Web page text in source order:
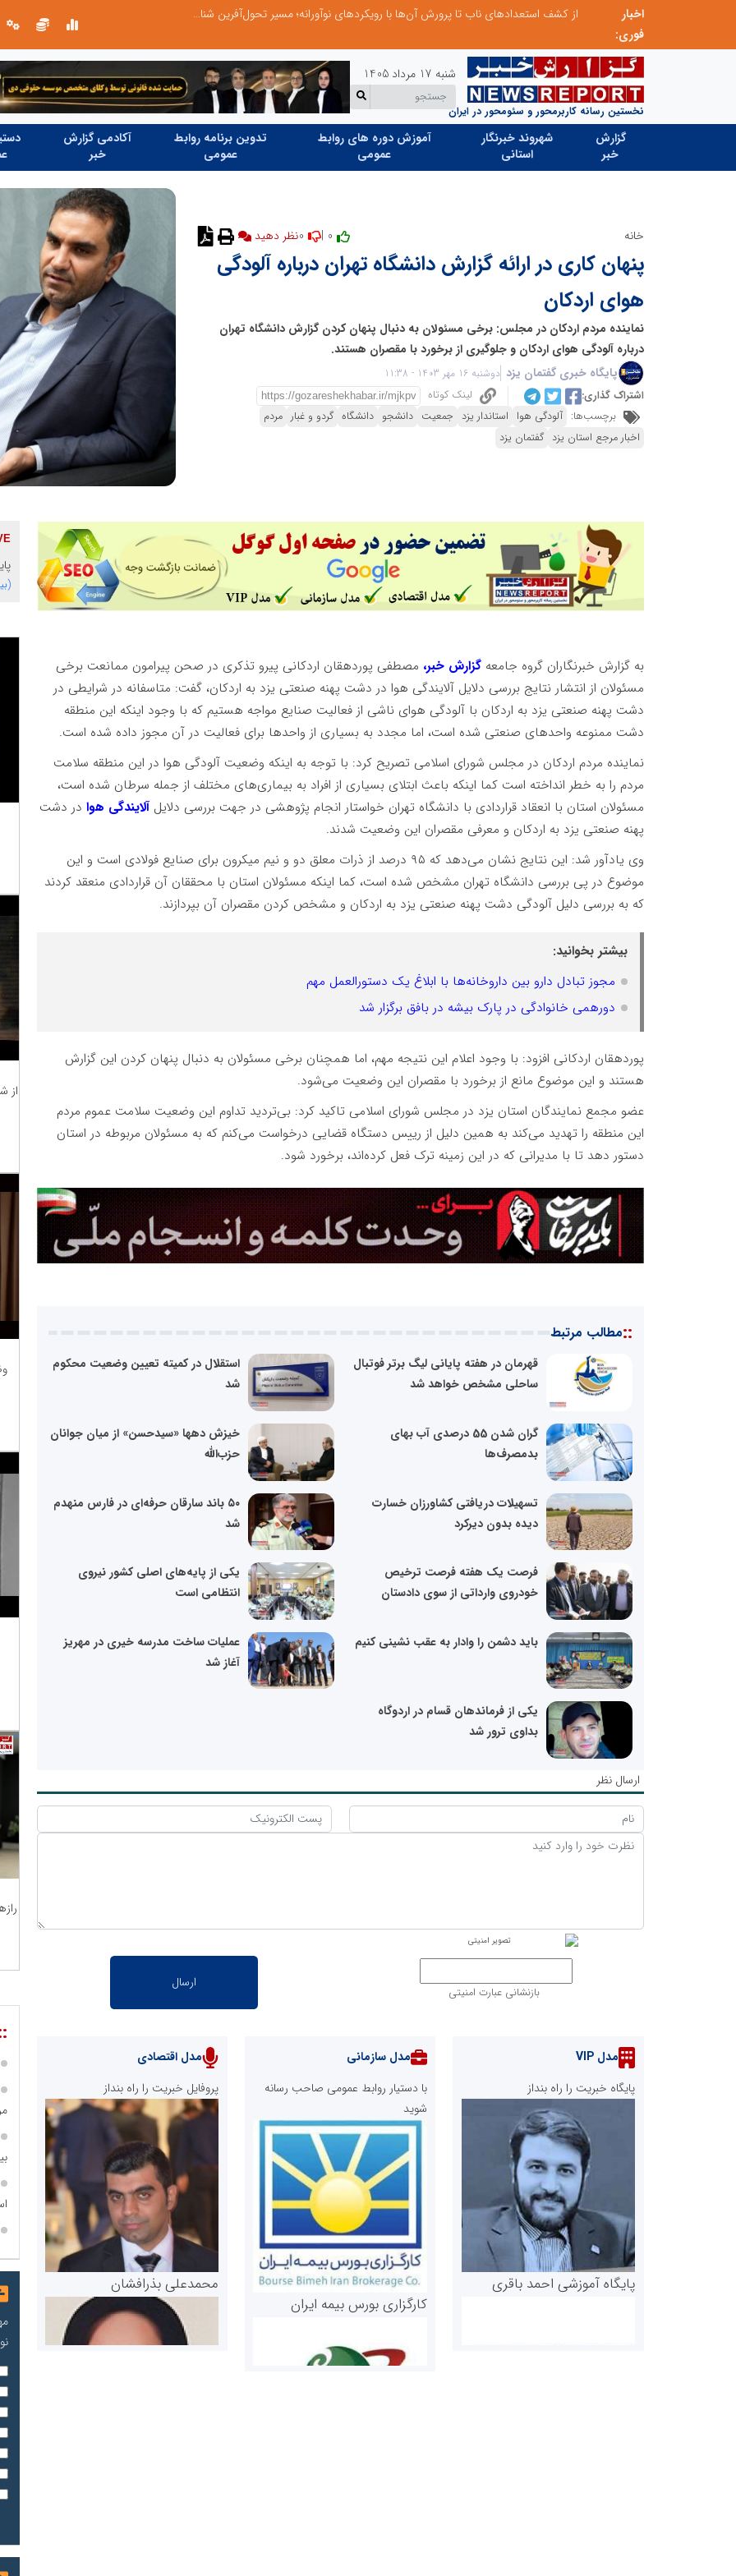
اخبار
فوری:
از کشف استعدادهای ناب تا پرورش آن‌ها با رویکردهای نوآورانه؛ مسیر تحول‌آفرین شنای ایران در سطح جهانی
نخستین رسانه کاربرمحور و سئومحور در ایران
شنبه 17 مرداد 1405
گزارش
خبر
شهروند خبرنگار
استانی
آموزش دوره های روابط
عمومی
تدوین برنامه روابط
عمومی
آکادمی گزارش
خبر
خانه نظر دهید
پنهان کاری در ارائه گزارش دانشگاه تهران درباره آلودگی
هوای اردکان
نماینده مردم اردکان در مجلس: برخی مسئولان به دنبال پنهان کردن گزارش دانشگاه تهران
درباره آلودگی هوای اردکان و جلوگیری از برخورد با مقصران هستند.
پایگاه خبری گفتمان یزد دوشنبه 16 مهر 1403 - 11:38
اشتراک گذاری:
لینک کوتاه
برچسب‌ها: آلودگی هوا استاندار یزد جمعیت دانشجو دانشگاه گردو و غبار مردم
اخبار مرجع استان یزد گفتمان یزد
به گزارش خبرنگاران گروه جامعهگزارش خبر، مصطفی پوردهقان اردکانی پیرو تذکری در صحن پیرامون ممانعت برخی
مسئولان از انتشار نتایج بررسی دلایل آلایندگی هوا در دشت پهنه صنعتی یزد به اردکان، گفت: متاسفانه در شرایطی در
دشت پهنه صنعتی یزد به اردکان با آلودگی هوای ناشی از فعالیت صنایع مواجه هستیم که با وجود اینکه این منطقه
دشت ممنوعه واحد‌های صنعتی شده است، اما مجدد به بسیاری از واحد‌ها برای فعالیت در آن مجوز داده شده است.
نماینده مردم اردکان در مجلس شورای اسلامی تصریح کرد: با توجه به اینکه وضعیت آلودگی هوا در این منطقه سلامت
مردم را به خطر انداخته است کما اینکه باعث ابتلای بسیاری از افراد به بیماری‌های مختلف از جمله سرطان شده است،
مسئولان استان با انعقاد قراردادی با دانشگاه تهران خواستار انجام پژوهشی در جهت بررسی دلایل آلایندگی هوا در دشت
پهنه صنعتی یزد به اردکان و معرفی مقصران این وضعیت شدند.
وی یادآور شد: این نتایج نشان می‌دهد که ۹۵ درصد از ذرات معلق دو و نیم میکرون برای صنایع فولادی است و این
موضوع در پی بررسی دانشگاه تهران مشخص شده است، کما اینکه مسئولان استان با محققان آن قراردادی منعقد کردند
که به بررسی دلیل آلودگی دشت پهنه صنعتی یزد به اردکان و مشخص کردن مقصران آن بپردازند.
بیشتر بخوانید:
مجوز تبادل دارو بین داروخانه‌ها با ابلاغ یک دستورالعمل مهم
دورهمی خانوادگی در پارک بیشه در بافق برگزار شد
پوردهقان اردکانی افزود: با وجود اعلام این نتیجه مهم، اما همچنان برخی مسئولان به دنبال پنهان کردن این گزارش
هستند و این موضوع مانع از برخورد با مقصران این وضعیت می‌شود.
عضو مجمع نمایندگان استان یزد در مجلس شورای اسلامی تاکید کرد: بی‌تردید تداوم این وضعیت سلامت عموم مردم
این منطقه را تهدید می‌کند به همین دلیل از رییس دستگاه قضایی درخواست می‌کنم که به مسئولان مربوطه در استان
دستور دهد تا با مدیرانی که در این زمینه ترک فعل کرده‌اند، برخورد شود.
::مطالب مرتبط
قهرمان در هفته پایانی لیگ برتر فوتبال
ساحلی مشخص خواهد شد
استقلال در کمیته تعیین وضعیت محکوم
شد
گران شدن 55 درصدی آب بهای
بدمصرف‌ها
خیزش دهها «سیدحسن» از میان جوانان
حزب‌الله
تسهیلات دریافتی کشاورزان خسارت
دیده بدون دیرکرد
۵۰ باند سارقان حرفه‌ای در فارس منهدم
شد
فرصت یک هفته‌ فرصت ترخیص
خودروی وارداتی از سوی دادستان
یکی از پایه‌های اصلی کشور نیروی
انتظامی است
باید دشمن را وادار به عقب نشینی کنیم
عملیات ساخت مدرسه خیری در مهریز
آغاز شد
یکی از فرماندهان قسام در اردوگاه
بداوی ترور شد
ارسال نظر
بازنشانی عبارت امنیتی
مدل VIP
پایگاه خبریت را راه بنداز
پایگاه آموزشی احمد باقری
مدل سازمانی
با دستیار روابط عمومی صاحب رسانه
شوید
کارگزاری بورس بیمه ایران
مدل اقتصادی
پروفایل خبریت را راه بنداز
محمدعلی بذرافشان
از